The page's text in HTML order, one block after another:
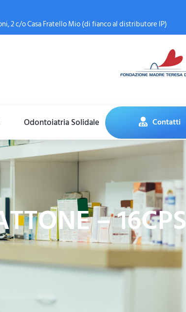
2 c/o Casa Fratello Mio (di fianco al distributore IP)
Odontoiatria Solidale Contatti
– 16CPS